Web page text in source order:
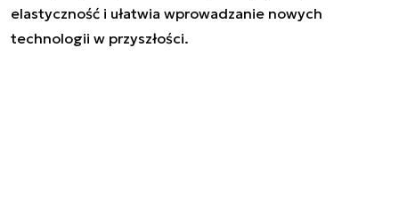
elastyczność i ułatwia wprowadzanie nowych
technologii w przyszłości.